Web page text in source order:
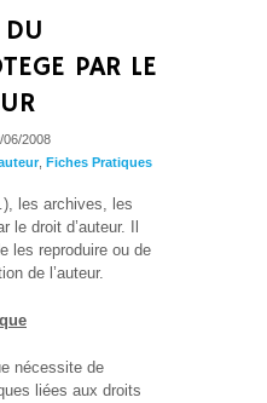
PAR LE
06/2008
, Fiches Pratiques
les archives, les
le droit d’auteur. Il
les reproduire ou de
de l’auteur.
nécessite de
liées aux droits